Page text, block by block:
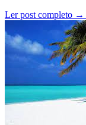
Ler post completo →